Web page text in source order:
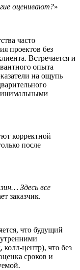
оценивают?»
часто
проектов без
Встречается и
опыта
на ощупь
корректной
после
Здесь все
заказчик.
что будущий
центр), что без
сроков и